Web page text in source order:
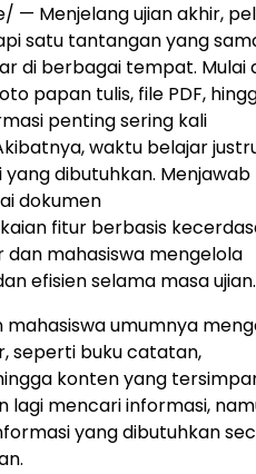
— Menjelang ujian akhir,
satu tantangan yang
di berbagai tempat. Mulai
papan tulis, file PDF,
penting sering kali
waktu belajar
dibutuhkan. Menjawab
dokumen
fitur berbasis
mahasiswa mengelola
efisien selama masa ujian.
mahasiswa umumnya
seperti buku catatan,
konten yang
lagi mencari informasi,
yang dibutuhkan